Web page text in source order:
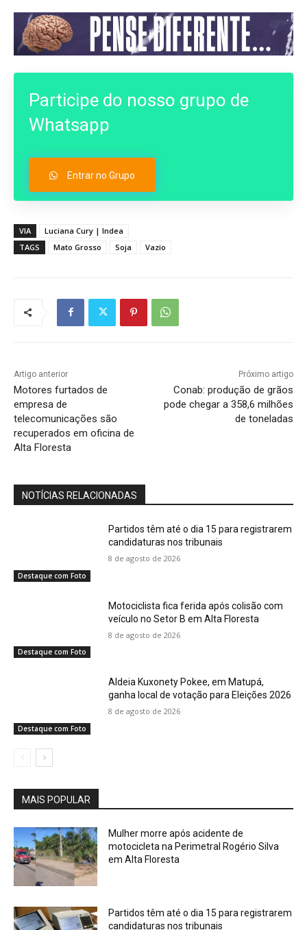
Participe do nosso grupo de
Whatsapp
Entrar no Grupo
VIA
Luciana Cury | Indea
TAGS
Mato Grosso Soja Vazio
Artigo anterior
Motores furtados de
empresa de
telecomunicações são
recuperados em oficina de
Alta Floresta
Próximo artigo
Conab: produção de grãos
pode chegar a 358,6 milhões
de toneladas
NOTÍCIAS RELACIONADAS
Destaque com Foto
Partidos têm até o dia 15 para registrarem
candidaturas nos tribunais
8 de agosto de 2026
Destaque com Foto
Motociclista fica ferida após colisão com
veículo no Setor B em Alta Floresta
8 de agosto de 2026
Destaque com Foto
Aldeia Kuxonety Pokee, em Matupá,
ganha local de votação para Eleições 2026
8 de agosto de 2026
MAIS POPULAR
Mulher morre após acidente de
motocicleta na Perimetral Rogério Silva
em Alta Floresta
Partidos têm até o dia 15 para registrarem
candidaturas nos tribunais